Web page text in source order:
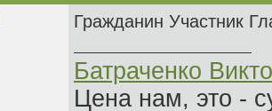
Гражданин Участник
Батраченко
Цена нам, это -